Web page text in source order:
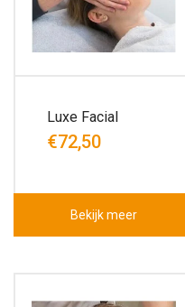
Luxe Facial
€72,50
Bekijk meer